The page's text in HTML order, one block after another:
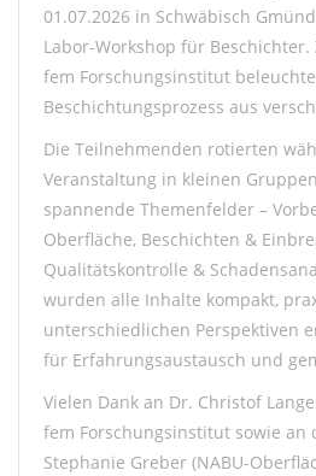
01.07.2026 in Schwäbisch
Labor-Workshop für
fem Forschungsinstitut
Beschichtungsprozess aus
Die Teilnehmenden rotierten
Veranstaltung in kleinen
spannende Themenfelder –
Oberfläche, Beschichten &
Qualitätskontrolle &
wurden alle Inhalte kompakt,
unterschiedlichen Perspektiven
für Erfahrungsaustausch und
Vielen Dank an Dr. Christof
fem Forschungsinstitut sowie an
Stephanie Greber (NABU-